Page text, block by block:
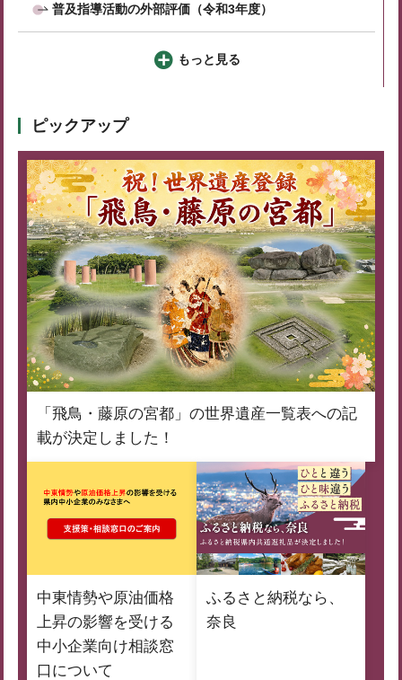
普及指導活動の外部評価（令和3年度）
もっと見る
ピックアップ
「飛鳥・藤原の宮都」の世界遺産一覧表への記
載が決定しました！
中東情勢や原油価格
上昇の影響を受ける
中小企業向け相談窓
口について
ふるさと納税なら、
奈良